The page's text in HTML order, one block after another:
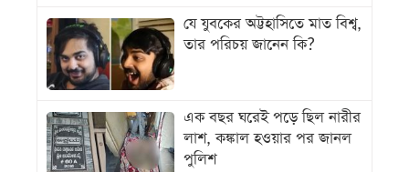
যে যুবকের অট্টহাসিতে মাত বিশ্ব,
তার পরিচয় জানেন কি?
এক বছর ঘরেই পড়ে ছিল নারীর
লাশ, কঙ্কাল হওয়ার পর জানল
পুলিশ